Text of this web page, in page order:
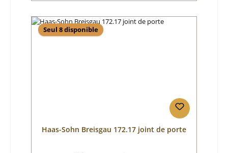
Seul 8 disponible
Haas-Sohn Breisgau 172.17 joint de porte